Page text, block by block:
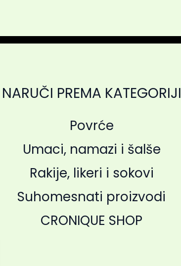
NARUČI PREMA KATEGORIJI
Povrće
Umaci, namazi i šalše
Rakije, likeri i sokovi
Suhomesnati proizvodi
CRONIQUE SHOP